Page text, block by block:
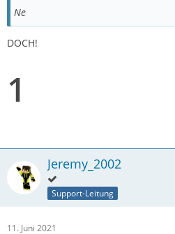
Ne
DOCH!
1
Jeremy_2002
Support-Leitung
11. Juni 2021